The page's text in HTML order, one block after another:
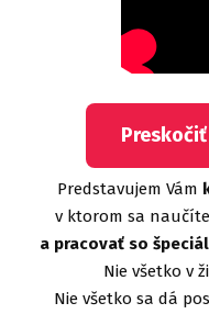
Preskočiť
Predstavujem Vám
v ktorom sa naučíte
a pracovať so
Nie všetko v
Nie všetko sa dá